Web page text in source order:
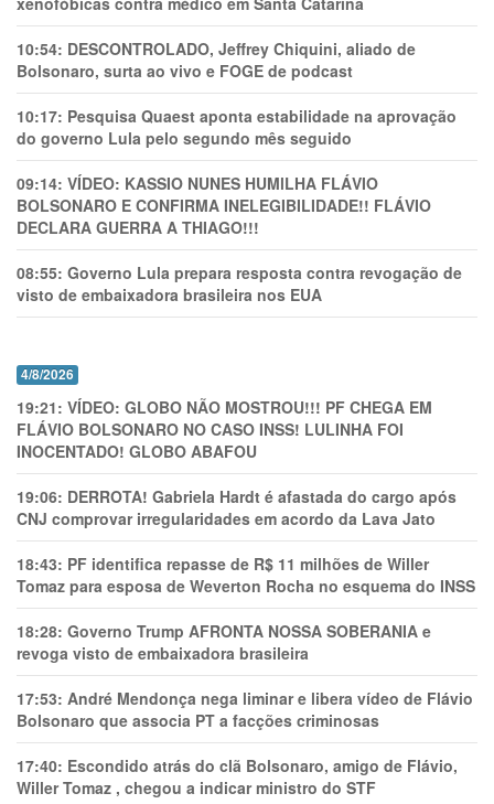
10:54: DESCONTROLADO, Jeffrey Chiquini, aliado de
Bolsonaro, surta ao vivo e FOGE de podcast
10:17: Pesquisa Quaest aponta estabilidade na aprovação
do governo Lula pelo segundo mês seguido
09:14: VÍDEO: KASSIO NUNES HUMlLHA FLÁVIO
BOLSONARO E CONFIRMA INELEGIBILIDADE!! FLÁVIO
DECLARA GUERRA A THIAGO!!!
08:55: Governo Lula prepara resposta contra revogação de
visto de embaixadora brasileira nos EUA
4/8/2026
19:21: VÍDEO: GLOBO NÃO MOSTROU!!! PF CHEGA EM
FLÁVIO BOLSONARO NO CASO INSS! LULINHA FOI
INOCENTADO! GLOBO ABAFOU
19:06: DERROTA! Gabriela Hardt é afastada do cargo após
CNJ comprovar irregularidades em acordo da Lava Jato
18:43: PF identifica repasse de R$ 11 milhões de Willer
Tomaz para esposa de Weverton Rocha no esquema do INSS
18:28: Governo Trump AFRONTA NOSSA SOBERANIA e
revoga visto de embaixadora brasileira
17:53: André Mendonça nega liminar e libera vídeo de Flávio
Bolsonaro que associa PT a facções criminosas
17:40: Escondido atrás do clã Bolsonaro, amigo de Flávio,
Willer Tomaz , chegou a indicar ministro do STF